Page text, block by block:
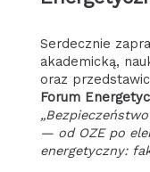
Serdecznie zapraszamy społeczność
akademicką,
oraz
Forum
— od OZE po
energetyczny: